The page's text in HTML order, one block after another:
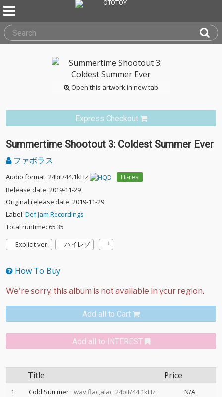
Open this artwork in new tab
Express Checkout
Summertime Shootout 3: Coldest Summer Ever
ファボラス
Audio format: 24bit/44.1kHz
Hi-res
Release date: 2019-11-29
Original release date: 2019-11-29
Label: Def Jam Recordings
Total runtime: 65:35
Explicit ver.
ハイレゾ
How To Buy
Add all to Cart
Add all to INTEREST
Title Price
1 Cold Summer wav,flac,alac: 24bit/44.1kHz
N/A